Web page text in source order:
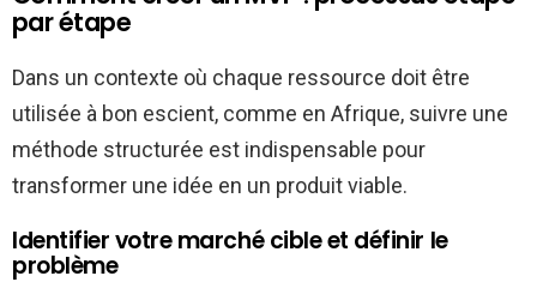
par étape
Dans un contexte où chaque ressource doit être
utilisée à bon escient, comme en Afrique, suivre une
méthode structurée est indispensable pour
transformer une idée en un produit viable.
Identifier votre marché cible et définir le
problème